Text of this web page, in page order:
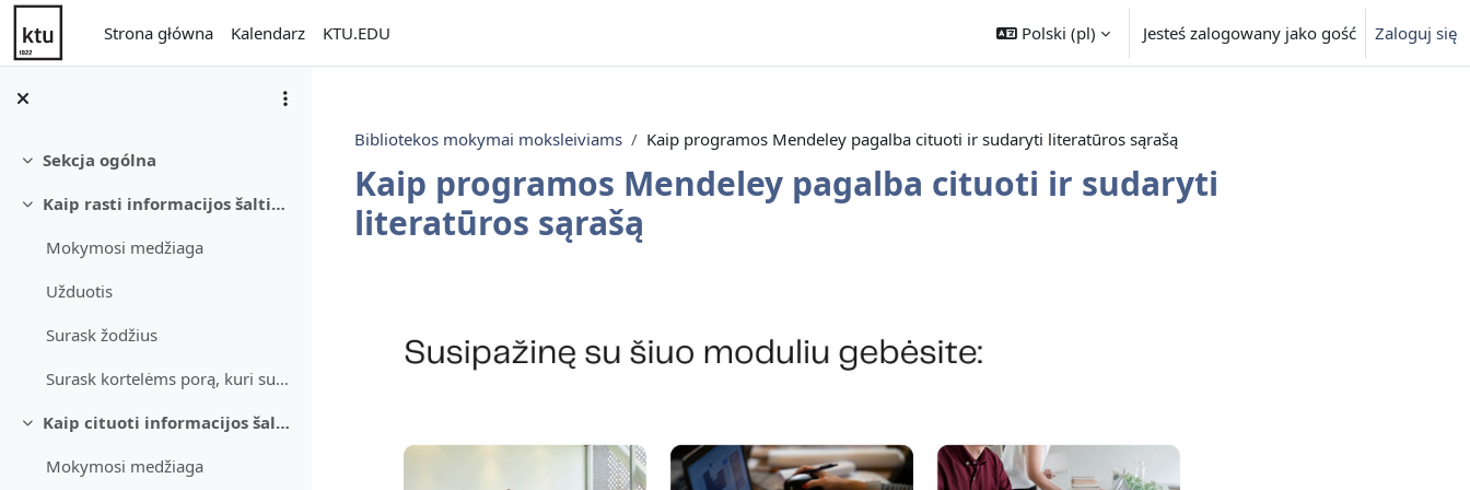
Przejdź do głównej zawartości
Strona główna
Kalendarz KTU.EDU Polski ‎(pl)‎ Jesteś zalogowany jako gość Zaloguj się
Minimalizuj
Sekcja ogólna
Minimalizuj
Kaip rasti informacijos šaltinius rašto darbui
Mokymosi medžiaga
Užduotis
Surask žodžius
Surask kortelėms porą, kuri susijusi prasmėmis
Minimalizuj
Kaip cituoti informacijos šaltinius ir parengti literatūros sąrašą
Mokymosi medžiaga
Bibliotekos mokymai moksleiviams Kaip programos Mendeley pagalba cituoti ir sudaryti literatūros sąrašą
Kaip programos Mendeley pagalba cituoti ir sudaryti
literatūros sąrašą